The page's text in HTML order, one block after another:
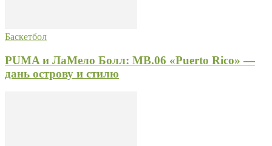
Баскетбол
PUMA и ЛаМело Болл: MB.06 «Puerto Rico» —
дань острову и стилю